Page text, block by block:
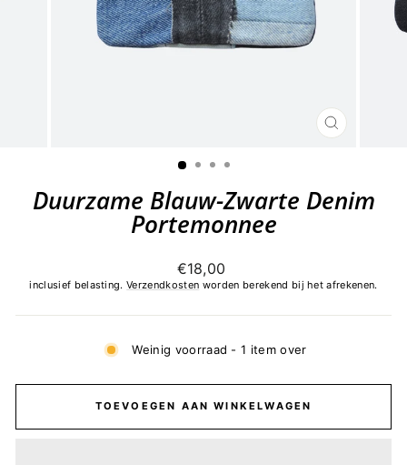
SLUITEN
Duurzame Blauw-Zwarte Denim
Portemonnee
Normale
prijs
€18,00
inclusief belasting.Verzendkosten worden berekend bij het afrekenen.
Weinig voorraad - 1 item over
TOEVOEGEN AAN WINKELWAGEN